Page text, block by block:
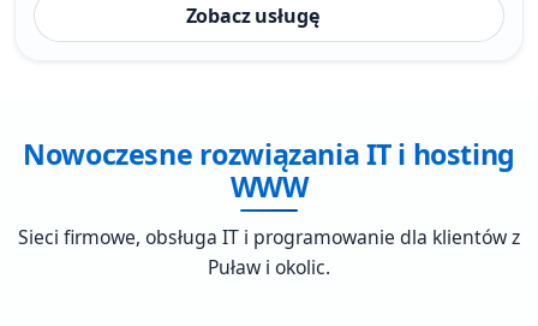
Zobacz usługę
Nowoczesne rozwiązania IT i hosting
WWW
Sieci firmowe, obsługa IT i programowanie dla klientów z
Puław i okolic.